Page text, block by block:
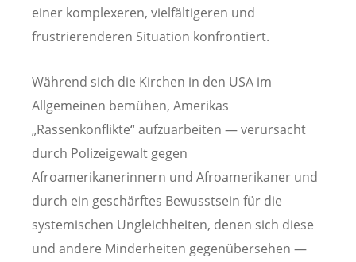
einer komplexeren, vielfältigeren und
frustrierenderen Situation konfrontiert.
Während sich die Kirchen in den USA im
Allgemeinen bemühen, Amerikas
„Rassenkonflikte“ aufzuarbeiten — verursacht
durch Polizeigewalt gegen
Afroamerikanerinnern und Afroamerikaner und
durch ein geschärftes Bewusstsein für die
systemischen Ungleichheiten, denen sich diese
und andere Minderheiten gegenübersehen —